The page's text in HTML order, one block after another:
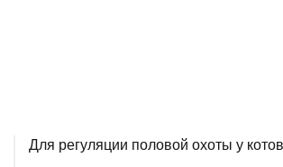
Для регуляции половой охоты у котов